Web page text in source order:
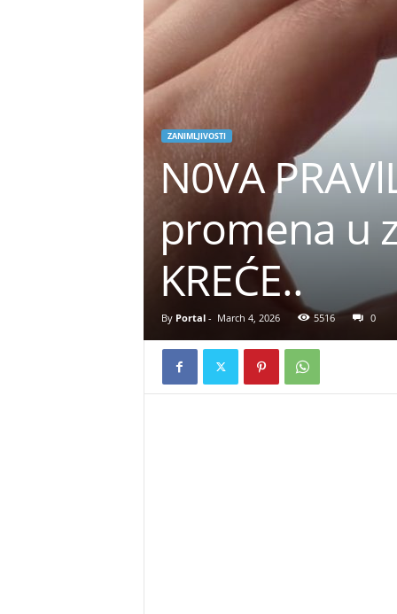
ZANIMLJIVOSTI
N0VA
promena u
KREĆE..
By Portal- March 4, 2026 5516 0